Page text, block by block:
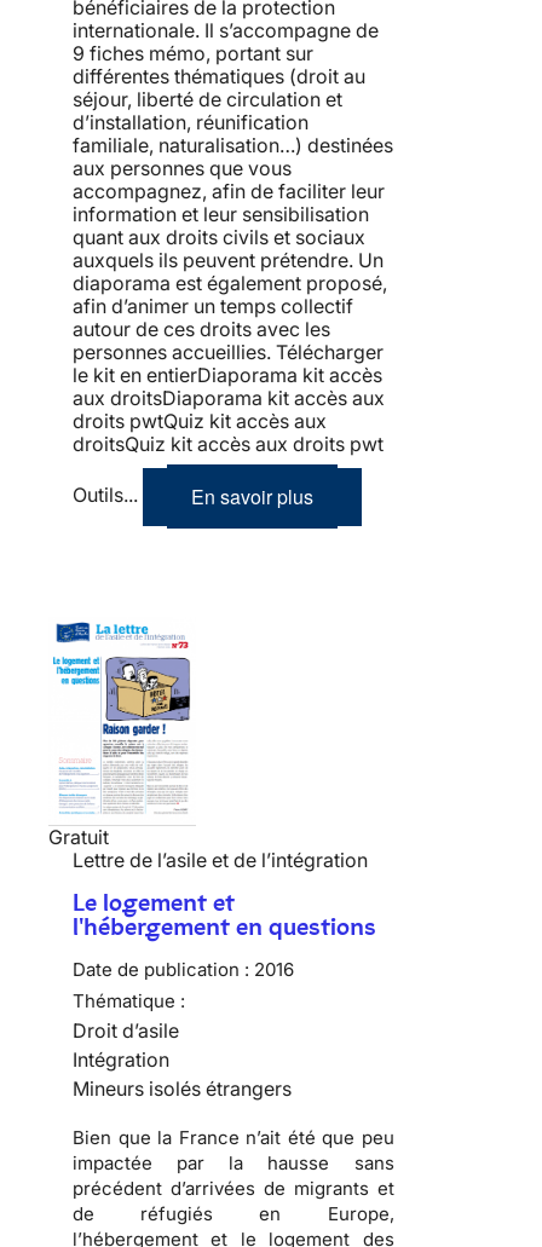
bénéficiaires de la protection
internationale. Il s’accompagne de
9 fiches mémo, portant sur
différentes thématiques (droit au
séjour, liberté de circulation et
d’installation, réunification
familiale, naturalisation…) destinées
aux personnes que vous
accompagnez, afin de faciliter leur
information et leur sensibilisation
quant aux droits civils et sociaux
auxquels ils peuvent prétendre. Un
diaporama est également proposé,
afin d’animer un temps collectif
autour de ces droits avec les
personnes accueillies. Télécharger
le kit en entierDiaporama kit accès
aux droitsDiaporama kit accès aux
droits pwtQuiz kit accès aux
droitsQuiz kit accès aux droits pwt
Outils... En savoir plus
Gratuit
Lettre de l’asile et de l’intégration
Le logement et
l'hébergement en questions
Date de publication : 2016
Thématique :
Droit d’asile
Intégration
Mineurs isolés étrangers
Bien que la France n’ait été que peu
impactée par la hausse sans
précédent d’arrivées de migrants et
de réfugiés en Europe,
l’hébergement et le logement des